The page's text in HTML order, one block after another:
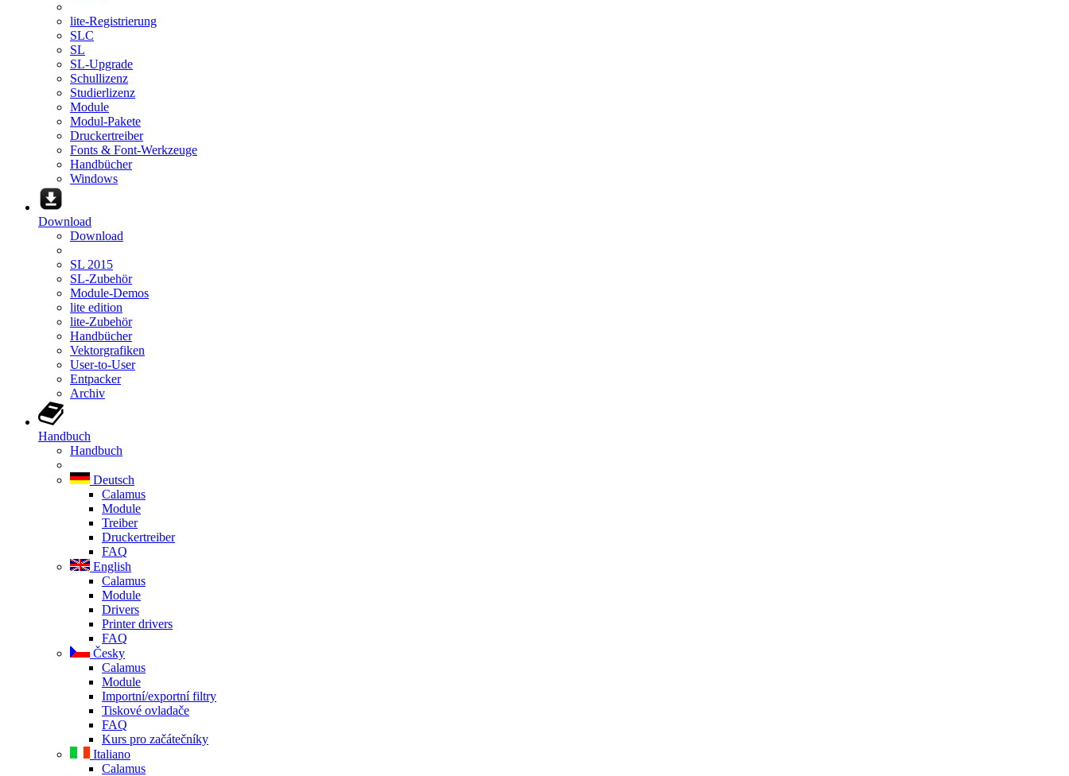
lite-Registrierung
SLC
SL
SL-Upgrade
Schullizenz
Studierlizenz
Module
Modul-Pakete
Druckertreiber
Fonts & Font-Werkzeuge
Handbücher
Windows
Download
Download
SL 2015
SL-Zubehör
Module-Demos
lite edition
lite-Zubehör
Handbücher
Vektorgrafiken
User-to-User
Entpacker
Archiv
Handbuch
Handbuch
Deutsch
Calamus
Module
Treiber
Druckertreiber
FAQ
English
Calamus
Module
Drivers
Printer drivers
FAQ
Česky
Calamus
Module
Importní/exportní filtry
Tiskové ovladače
FAQ
Kurs pro začátečníky
Italiano
Calamus